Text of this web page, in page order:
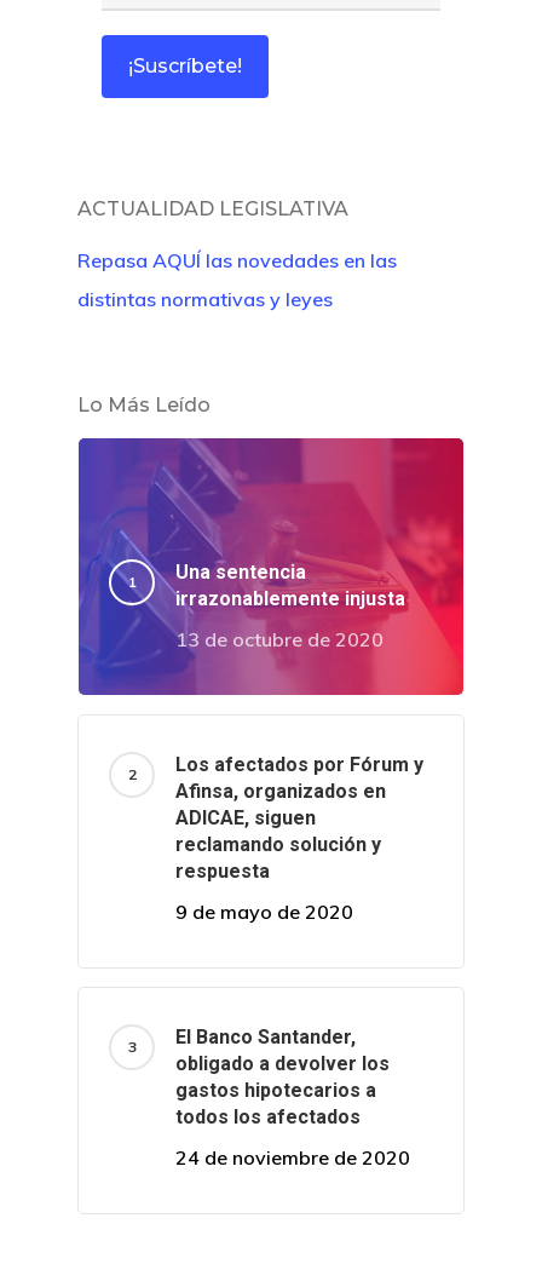
ACTUALIDAD LEGISLATIVA
Repasa AQUÍ las novedades en las
distintas normativas y leyes
Lo Más Leído
Una sentencia
irrazonablemente injusta
13 de octubre de 2020
Los afectados por Fórum y
Afinsa, organizados en
ADICAE, siguen
reclamando solución y
respuesta
9 de mayo de 2020
El Banco Santander,
obligado a devolver los
gastos hipotecarios a
todos los afectados
24 de noviembre de 2020